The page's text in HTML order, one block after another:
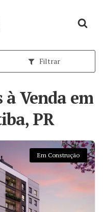
inicial
Filtrar
Venda em
PR
Em Construção